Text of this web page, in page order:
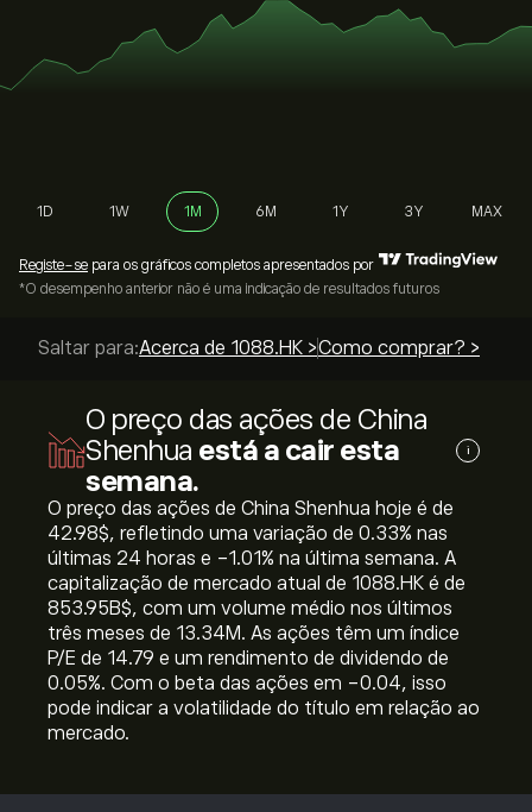
1D 1W 1M 6M 1Y 3Y MAX
Registe-se para os gráficos completos apresentados por
*O desempenho anterior não é uma indicação de resultados futuros
Saltar para:Acerca de 1088.HK >Como comprar? >
O preço das ações de China
Shenhua está a cair esta
semana.
i
O preço das ações de China Shenhua hoje é de
42.98‎$‎, refletindo uma variação de ‎0.33‎% nas
últimas 24 horas e ‎-1.01‎% na última semana. A
capitalização de mercado atual de 1088.HK é de
853.95B‎$‎, com um volume médio nos últimos
três meses de 13.34M. As ações têm um índice
P/E de 14.79 e um rendimento de dividendo de
0.05%. Com o beta das ações em -0.04, isso
pode indicar a volatilidade do título em relação ao
mercado.